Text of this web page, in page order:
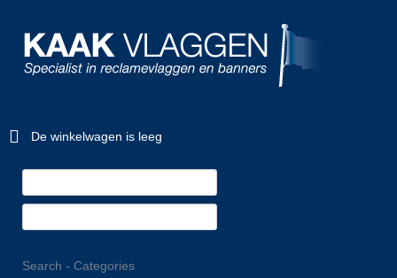
De winkelwagen is leeg
Search - Categories